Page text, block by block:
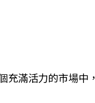
充滿活力的市場中，